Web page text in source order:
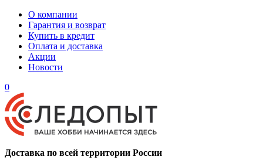
О компании
Гарантия и возврат
Купить в кредит
Оплата и доставка
Акции
Новости
0
Доставка по всей территории России